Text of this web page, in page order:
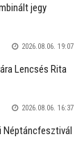
jegy
2026.08.06. 19:07
Lencsés Rita
2026.08.06. 16:37
Néptáncfesztivál